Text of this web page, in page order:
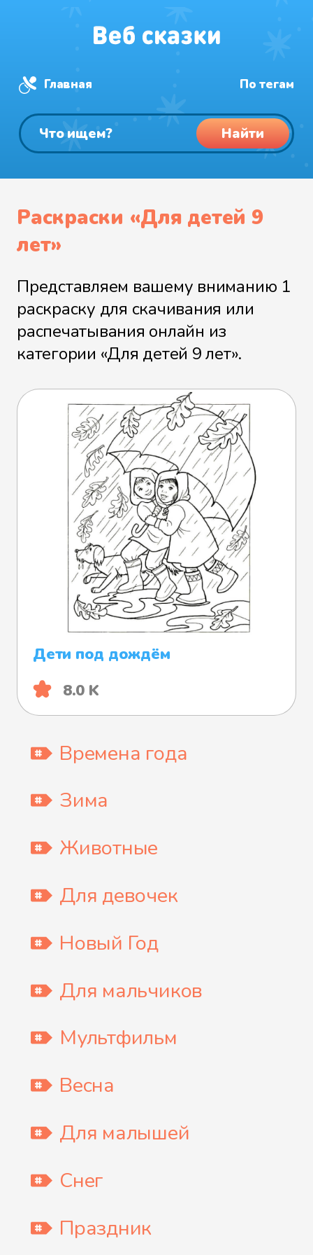
Главная По тегам
Найти
Раскраски «Для детей 9
лет»
Представляем вашему вниманию 1
раскраску для скачивания или
распечатывания онлайн из
категории «Для детей 9 лет».
Дети под дождём
8.0 K
Времена года
Зима
Животные
Для девочек
Новый Год
Для мальчиков
Мультфильм
Весна
Для малышей
Снег
Праздник